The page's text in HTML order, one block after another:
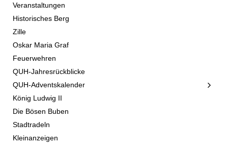
Veranstaltungen
Historisches Berg
Zille
Oskar Maria Graf
Feuerwehren
QUH-Jahresrückblicke
QUH-Adventskalender
König Ludwig II
Die Bösen Buben
Stadtradeln
Kleinanzeigen